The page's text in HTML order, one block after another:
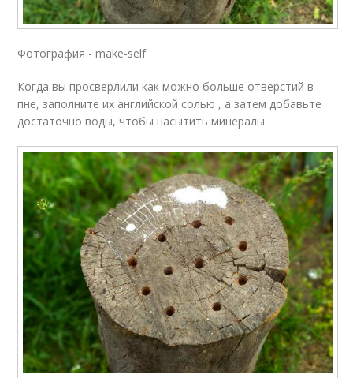
Фотография - make-self
Когда вы просверлили как можно больше отверстий в
пне, заполните их английской солью , а затем добавьте
достаточно воды, чтобы насытить минералы.